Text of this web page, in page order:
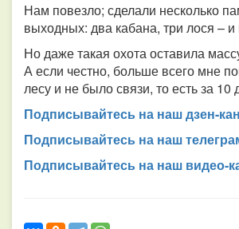
Нам повезло; сделали несколько
выходных: два кабана, три лося –
Но даже такая охота оставила
А если честно, больше всего мне
лесу и не было связи, то есть за
Подписывайтесь на наш дзен-
Подписывайтесь на наш
Подписывайтесь на наш видео-